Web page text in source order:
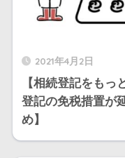
2021年4月2日
【相続登記をも
登記の免税措置が
め】